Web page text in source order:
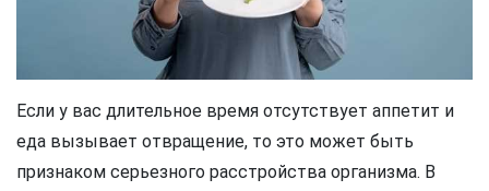
Если у вас длительное время отсутствует аппетит и
еда вызывает отвращение, то это может быть
признаком серьезного расстройства организма. В